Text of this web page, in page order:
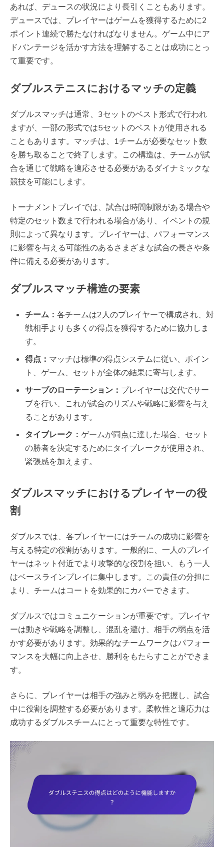
あれば、デュースの状況により長引くこともあります。
デュースでは、プレイヤーはゲームを獲得するために2
ポイント連続で勝たなければなりません。ゲーム中にア
ドバンテージを活かす方法を理解することは成功にとっ
て重要です。
ダブルステニスにおけるマッチの定義
ダブルスマッチは通常、3セットのベスト形式で行われ
ますが、一部の形式では5セットのベストが使用される
こともあります。マッチは、1チームが必要なセット数
を勝ち取ることで終了します。この構造は、チームが試
合を通じて戦略を適応させる必要があるダイナミックな
競技を可能にします。
トーナメントプレイでは、試合は時間制限がある場合や
特定のセット数まで行われる場合があり、イベントの規
則によって異なります。プレイヤーは、パフォーマンス
に影響を与える可能性のあるさまざまな試合の長さや条
件に備える必要があります。
ダブルスマッチ構造の要素
チーム： 各チームは2人のプレイヤーで構成され、対
戦相手よりも多くの得点を獲得するために協力しま
す。
得点： マッチは標準の得点システムに従い、ポイン
ト、ゲーム、セットが全体の結果に寄与します。
サーブのローテーション： プレイヤーは交代でサー
ブを行い、これが試合のリズムや戦略に影響を与え
ることがあります。
タイブレーク： ゲームが同点に達した場合、セット
の勝者を決定するためにタイブレークが使用され、
緊張感を加えます。
ダブルスマッチにおけるプレイヤーの役
割
ダブルスでは、各プレイヤーにはチームの成功に影響を
与える特定の役割があります。一般的に、一人のプレイ
ヤーはネット付近でより攻撃的な役割を担い、もう一人
はベースラインプレイに集中します。この責任の分担に
より、チームはコートを効果的にカバーできます。
ダブルスではコミュニケーションが重要です。プレイヤ
ーは動きや戦略を調整し、混乱を避け、相手の弱点を活
かす必要があります。効果的なチームワークはパフォー
マンスを大幅に向上させ、勝利をもたらすことができま
す。
さらに、プレイヤーは相手の強みと弱みを把握し、試合
中に役割を調整する必要があります。柔軟性と適応力は
成功するダブルスチームにとって重要な特性です。